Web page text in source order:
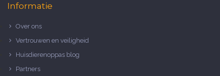
Informatie
Over ons
Vertrouwen en veiligheid
Huisdierenoppas blog
Partners